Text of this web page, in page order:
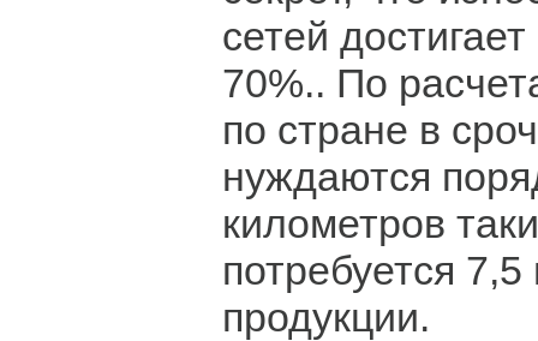
сетей
70%.. По
по стране в
нуждаются
километров
потребуется
продукции.